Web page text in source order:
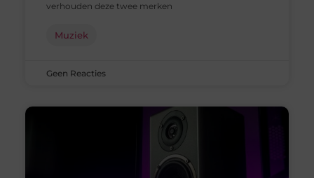
verhouden deze twee merken
Muziek
Geen Reacties